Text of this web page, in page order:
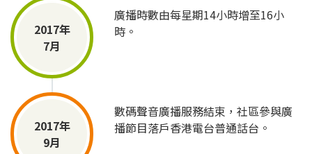
2017年
7月
廣播時數由每星期14小時增至16小
時。
2017年
9月
數碼聲音廣播服務結束，社區參與廣
播節目落戶香港電台普通話台。